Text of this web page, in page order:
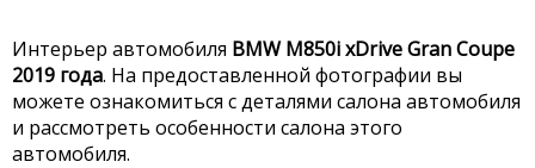
Интерьер автомобиля BMW M850i xDrive Gran Coupe
2019 года. На предоставленной фотографии вы
можете ознакомиться с деталями салона автомобиля
и рассмотреть особенности салона этого
автомобиля.